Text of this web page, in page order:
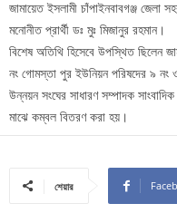
জামায়েত ইসলামী চাঁপাইনবাবগঞ্জ জেলা
মনোনীত প্রার্থী ডঃ মুঃ মিজানুর রহমান।
বিশেষ অতিথি হিসেবে উপস্থিত ছিলেন
নং গোমস্তা পুর ইউনিয়ন পরিষদের ৯ নং
উন্নয়ন সংঘের সাধারণ সম্পাদক
মাঝে কম্বল বিতরণ করা হয়।
শেয়ার